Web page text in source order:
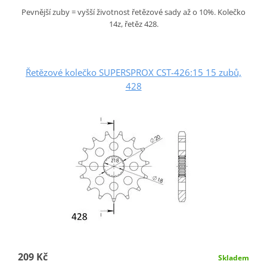
Pevnější zuby = vyšší životnost řetězové sady až o 10%. Kolečko
14z, řetěz 428.
Řetězové kolečko SUPERSPROX CST-426:15 15 zubů,
428
209 Kč Skladem